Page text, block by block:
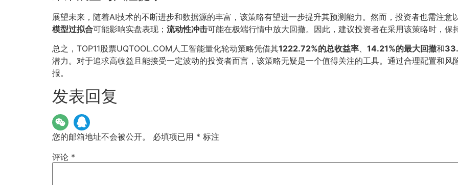
展望未来，随着AI技术的不断进步和数据源的丰富，该策略有望进一步提升其预测能力。然而，投资者也需注意
模型过拟合可能影响实盘表现； 流动性冲击可能在极端行情中放大回撤。因此，建议投资者在采用该策略时，
总之，TOP11股票UQTOOL.COM人工智能量化轮动策略凭借其1222.72%的总收益率、 14.21%的最大回撤和
潜力。对于追求高收益且能接受一定波动的投资者而言，该策略无疑是一个值得关注的工具。通过合理配置和
报。
发表回复
您的邮箱地址不会被公开。 必填项已用 * 标注
评论 *